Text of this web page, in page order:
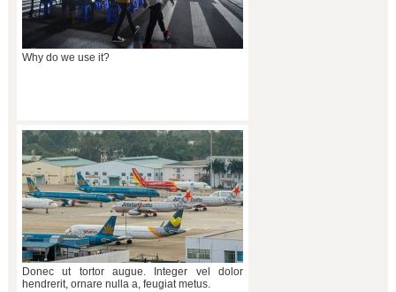
Why do we use it?
Donec ut tortor augue. Integer vel dolor
hendrerit, ornare nulla a, feugiat metus.